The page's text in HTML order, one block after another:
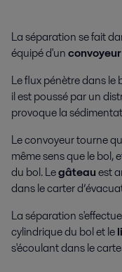
La séparation se fait
équipé d'un
Le flux pénètre dans
il est poussé par un
provoque la
Le convoyeur tourne
même sens que le bol,
du bol. Legâteauest
dans le carter
La séparation
cylindrique du bol et le
s'écoulant dans le